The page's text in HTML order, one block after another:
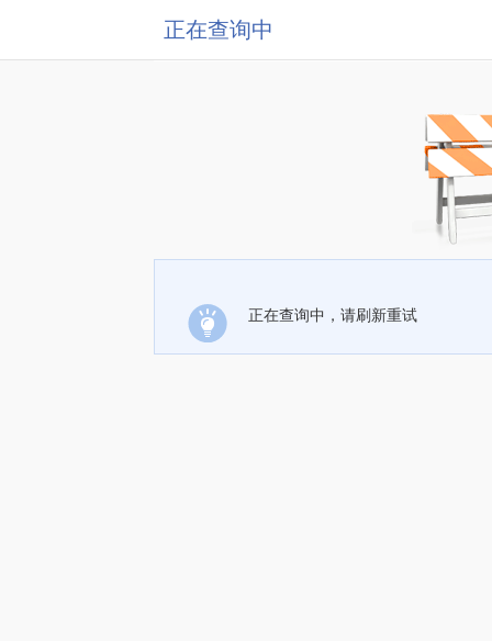
正在查询中
正在查询中，请刷新重试